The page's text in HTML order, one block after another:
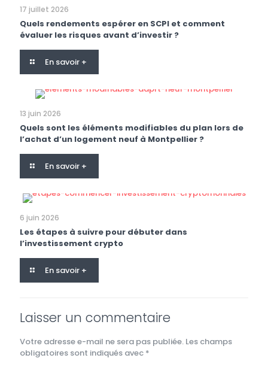
17 juillet 2026
Quels rendements espérer en SCPI et comment
évaluer les risques avant d’investir ?
En savoir +
13 juin 2026
Quels sont les éléments modifiables du plan lors de
l’achat d’un logement neuf à Montpellier ?
En savoir +
6 juin 2026
Les étapes à suivre pour débuter dans
l’investissement crypto
En savoir +
Laisser un commentaire
Votre adresse e-mail ne sera pas publiée. Les champs
obligatoires sont indiqués avec *